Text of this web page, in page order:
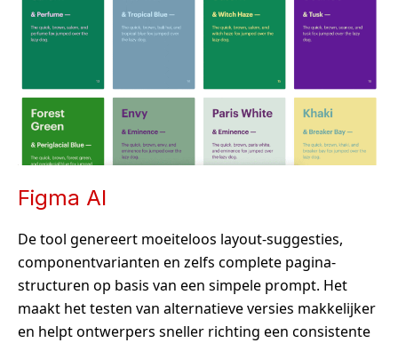
Figma AI
De tool genereert moeiteloos layout-suggesties,
componentvarianten en zelfs complete pagina-
structuren op basis van een simpele prompt. Het
maakt het testen van alternatieve versies makkelijker
en helpt ontwerpers sneller richting een consistente